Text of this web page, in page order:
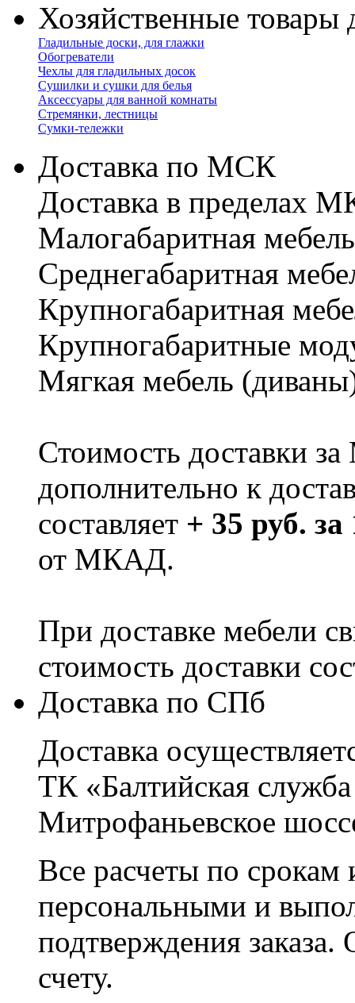
Хозяйственные товары
Гладильные доски, для глажки
Обогреватели
Чехлы для гладильных досок
Сушилки и сушки для белья
Аксессуары для ванной комнаты
Стремянки, лестницы
Сумки-тележки
Доставка по МСК
Доставка в пределах
Малогабаритная
Cреднегабаритная
Крупногабаритная
Крупногабаритные
Мягкая мебель
Стоимость доставки
дополнительно к
составляет + 35 руб.
от МКАД.
При доставке мебели
стоимость доставки
Доставка по СПб
Доставка
ТК «Балтийская
Митрофаньевское
Все расчеты по срокам
персональными и
подтверждения заказа.
счету.